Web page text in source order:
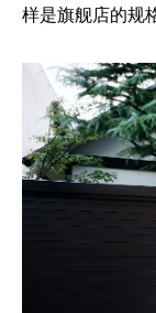
样是旗舰店的规